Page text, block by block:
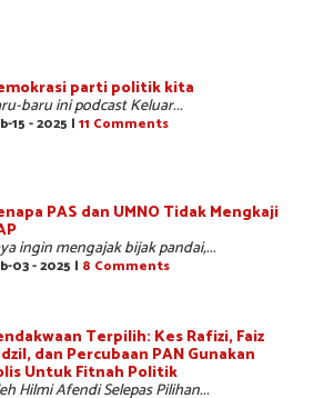
parti politik kita
baru ini podcast Keluar...
15 - 2025 | 11 Comments
PAS dan UMNO Tidak Mengkaji
ingin mengajak bijak pandai,...
03 - 2025 | 8 Comments
Terpilih: Kes Rafizi, Faiz
dan Percubaan PAN Gunakan
Untuk Fitnah Politik
Hilmi Afendi Selepas Pilihan...